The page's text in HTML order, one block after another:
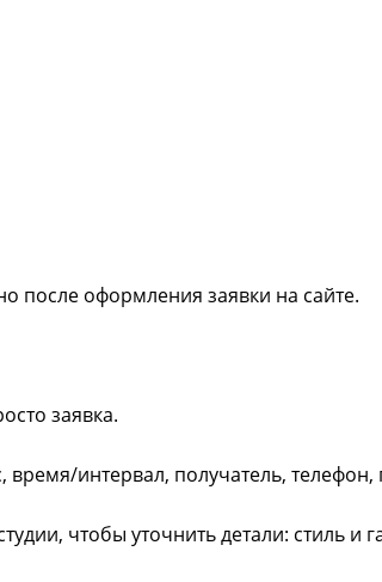
после оформления заявки на сайте.
заявка.
время/интервал, получатель,
чтобы уточнить детали: стиль